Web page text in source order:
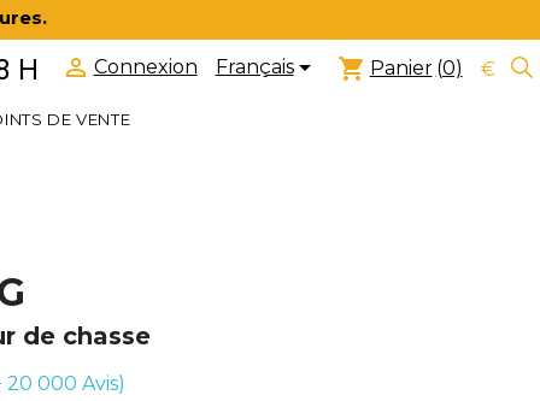
DE VENTE
H  Connexion Français shopping_cart Panier (0) €
de chasse
20 000 Avis)